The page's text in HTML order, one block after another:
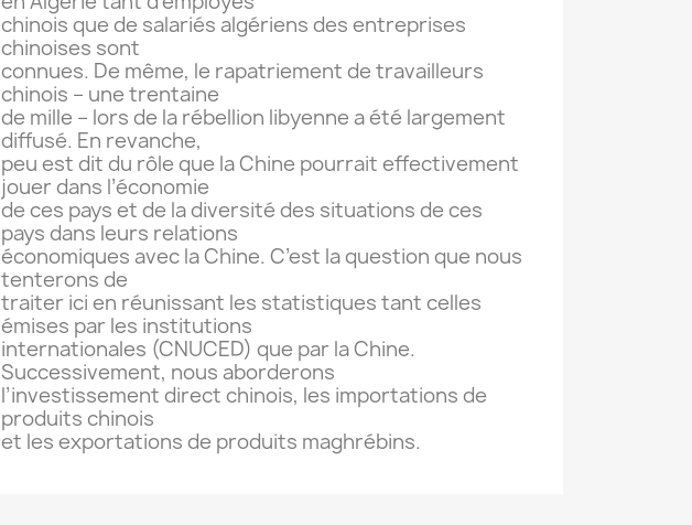
chinois que de salariés algériens des entreprises
chinoises sont
connues. De même, le rapatriement de travailleurs
chinois – une trentaine
de mille – lors de la rébellion libyenne a été largement
diffusé. En revanche,
peu est dit du rôle que la Chine pourrait effectivement
jouer dans l’économie
de ces pays et de la diversité des situations de ces
pays dans leurs relations
économiques avec la Chine. C’est la question que nous
tenterons de
traiter ici en réunissant les statistiques tant celles
émises par les institutions
internationales (CNUCED) que par la Chine.
Successivement, nous aborderons
l’investissement direct chinois, les importations de
produits chinois
et les exportations de produits maghrébins.